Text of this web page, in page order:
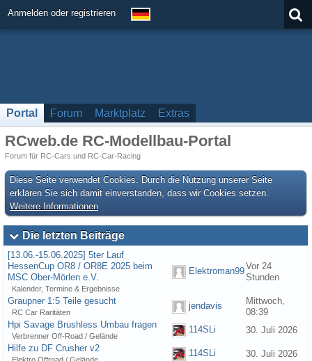
Anmelden oder registrieren
Portal Forum Marktplatz Extras
RCweb.de RC-Modellbau-Portal
Forum für RC-Cars und RC-Car-Racing
Diese Seite verwendet Cookies. Durch die Nutzung unserer Seite
erklären Sie sich damit einverstanden, dass wir Cookies setzen.
Weitere Informationen
Die letzten Beiträge
[13.06.-15.06.2025] 5ter Lauf
HessenCup OR8 / OR8E 2025 beim
MSC Ober-Mörlen e.V.
Kalender, Termine & Ergebnisse
Elektroman99Vor 24
Stunden
Graupner 1:5 Teile gesucht
RC Car Raritäten
jendavis
Mittwoch,
08:39
Hpi Savage Brushless Umbau fragen
Verbrenner Off-Road / Gelände
114SLi
30. Juli 2026
Hilfe zu DF Crusher v2
114SLi
30. Juli 2026